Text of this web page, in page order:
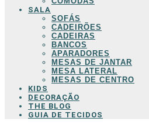
SALA
SOFÁS
CADEIRÕES
CADEIRAS
BANCOS
APARADORES
MESAS DE JANTAR
MESA LATERAL
MESAS DE CENTRO
KIDS
DECORAÇÃO
THE BLOG
GUIA DE TECIDOS